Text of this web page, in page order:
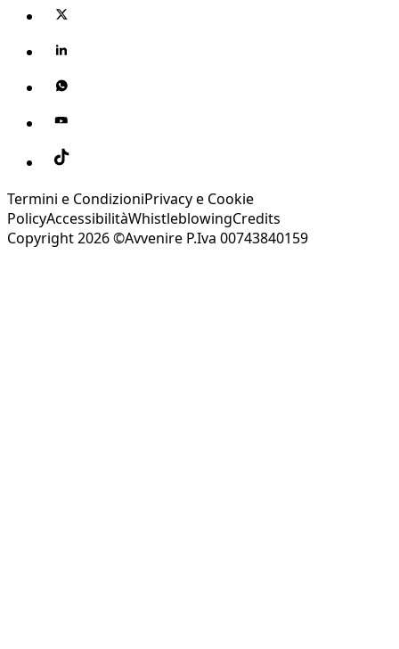
Termini e CondizioniPrivacy e Cookie
PolicyAccessibilitàWhistleblowingCredits
Copyright 2026 ©Avvenire P.Iva 00743840159